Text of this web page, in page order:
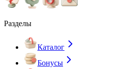
Разделы
Каталог
Бонусы